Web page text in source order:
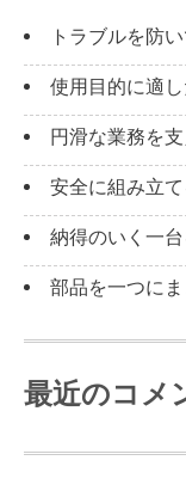
トラブルを防
使用目的に適
円滑な業務を
安全に組み立
納得のいく一
部品を一つに
最近のコメ